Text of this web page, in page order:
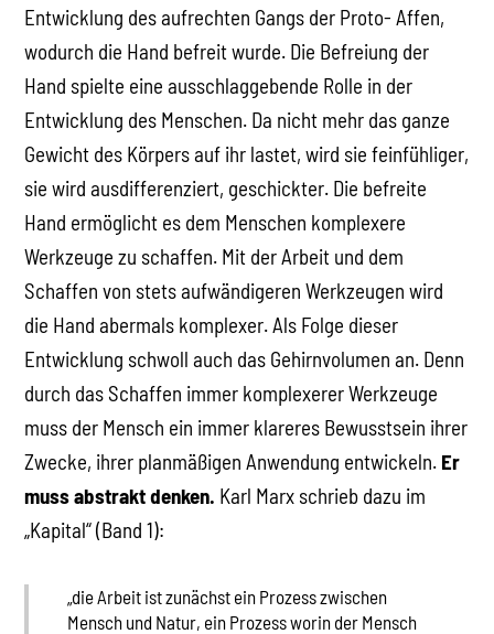
Entwicklung des aufrechten Gangs der Proto- Affen,
wodurch die Hand befreit wurde. Die Befreiung der
Hand spielte eine ausschlaggebende Rolle in der
Entwicklung des Menschen. Da nicht mehr das ganze
Gewicht des Körpers auf ihr lastet, wird sie feinfühliger,
sie wird ausdifferenziert, geschickter. Die befreite
Hand ermöglicht es dem Menschen komplexere
Werkzeuge zu schaffen. Mit der Arbeit und dem
Schaffen von stets aufwändigeren Werkzeugen wird
die Hand abermals komplexer. Als Folge dieser
Entwicklung schwoll auch das Gehirnvolumen an. Denn
durch das Schaffen immer komplexerer Werkzeuge
muss der Mensch ein immer klareres Bewusstsein ihrer
Zwecke, ihrer planmäßigen Anwendung entwickeln. Er
muss abstrakt denken. Karl Marx schrieb dazu im
„Kapital“ (Band 1):
„die Arbeit ist zunächst ein Prozess zwischen
Mensch und Natur, ein Prozess worin der Mensch